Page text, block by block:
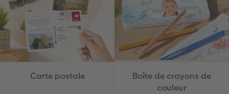
Carte postale
Boîte de crayons de
couleur